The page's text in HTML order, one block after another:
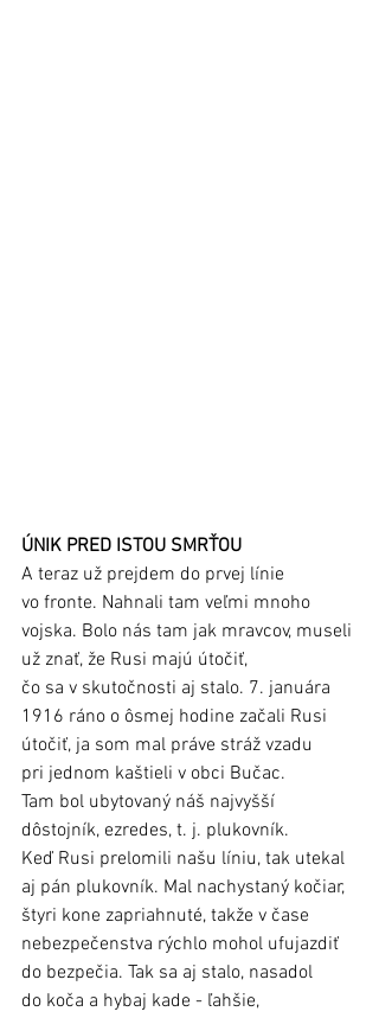
ÚNIK PRED ISTOU SMRŤOU
A teraz už prejdem do prvej línie
vo fronte. Nahnali tam veľmi mnoho
vojska. Bolo nás tam jak mravcov, museli
už znať, že Rusi majú útočiť,
čo sa v skutočnosti aj stalo. 7. januára
1916 ráno o ôsmej hodine začali Rusi
útočiť, ja som mal práve stráž vzadu
pri jednom kaštieli v obci Bučac.
Tam bol ubytovaný náš najvyšší
dôstojník, ezredes, t. j. plukovník.
Keď Rusi prelomili našu líniu, tak utekal
aj pán plukovník. Mal nachystaný kočiar,
štyri kone zapriahnuté, takže v čase
nebezpečenstva rýchlo mohol ufujazdiť
do bezpečia. Tak sa aj stalo, nasadol
do koča a hybaj kade - ľahšie,